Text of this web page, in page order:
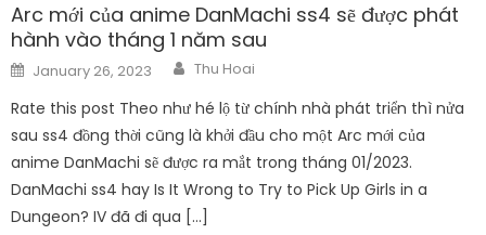
Arc mới của anime DanMachi ss4 sẽ được phát
hành vào tháng 1 năm sau
Posted
on
January 26, 2023 Author
Thu Hoai
Rate this post Theo như hé lộ từ chính nhà phát triển thì nửa
sau ss4 đồng thời cũng là khởi đầu cho một Arc mới của
anime DanMachi sẽ được ra mắt trong tháng 01/2023.
DanMachi ss4 hay Is It Wrong to Try to Pick Up Girls in a
Dungeon? IV đã đi qua […]